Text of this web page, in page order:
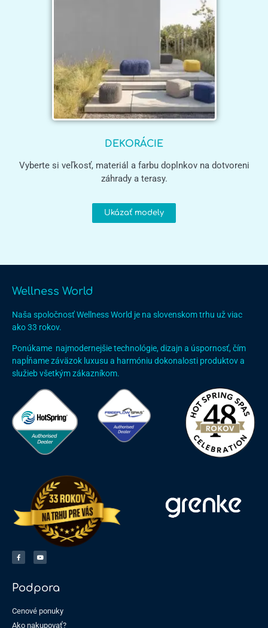
DEKORÁCIE
Vyberte si veľkosť, materiál a farbu doplnkov na dotvoreni
záhrady a terasy.
Ukázať modely
Wellness World
Naša spoločnosť Wellness World je na slovenskom trhu už viac
ako 33 rokov.
Ponúkame najmodernejšie technológie, dizajn a úspornosť, čím
napĺňame záväzok luxusu a harmóniu dokonalosti produktov a
služieb všetkým zákazníkom.
Podpora
Cenové ponuky
Ako nakupovať?